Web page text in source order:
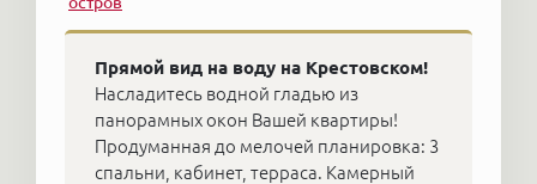
Прямой вид на воду на Крестовском!
Насладитесь водной гладью из
панорамных окон Вашей квартиры!
Продуманная до мелочей планировка: 3
спальни, кабинет, терраса. Камерный